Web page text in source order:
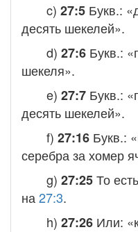
c) 27:5 Букв.:
десять шекелей».
d) 27:6 Букв.:
шекеля».
e) 27:7 Букв.:
десять шекелей».
f) 27:16 Букв.:
серебра за хомер
g) 27:25То
на 27:3.
h) 27:26 Или: